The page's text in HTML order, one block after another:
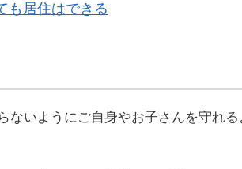
も居住はできる
ないようにご自身やお子さんを守れ